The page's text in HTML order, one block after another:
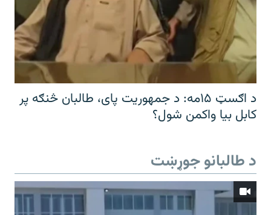
د اګسټ ۱۵مه: د جمهوریت پای، طالبان څنګه پر
کابل بیا واکمن شول؟
د طالبانو جوړښت